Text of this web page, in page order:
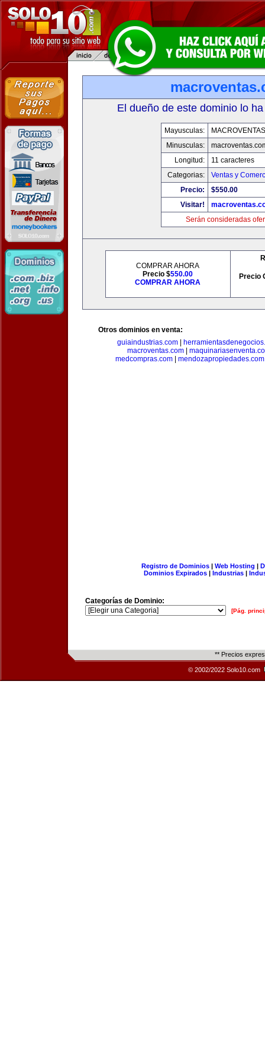
El dueño de este dominio lo
Mayusculas:
Minusculas:
Longitud:
11 caracteres
Categorias:
Ventas y
Precio:
$550.00
Visitar!
Serán consideradas
COMPRAR AHORA
Precio $550.00
COMPRAR AHORA
Precio
Otros dominios en venta:
guiaindustrias.com
macroventas.com
medcompras.com| mendozapropiedades.com
Registro de Dominios| Web Hosting |
Dominios Expirados | Industrias |
Categorías de Dominio:
[Pág.
** Precios
© 2002/2022 Solo10.com